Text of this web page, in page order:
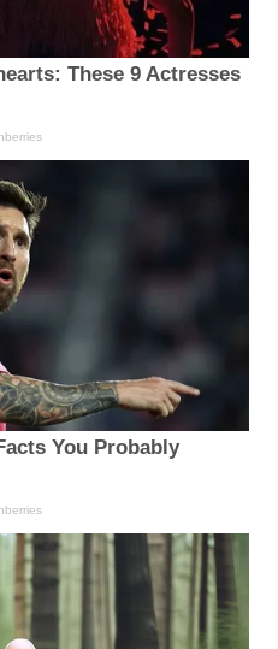
These 9 Actresses
You Probably